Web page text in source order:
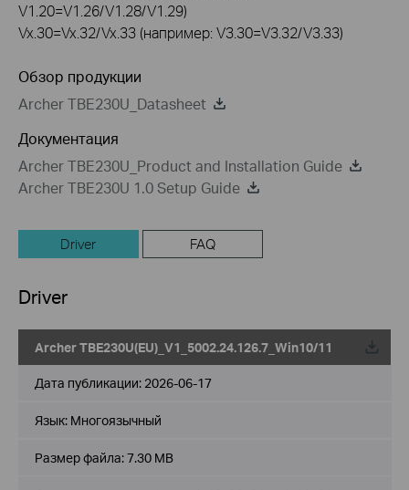
V1.20=V1.26/V1.28/V1.29)
Vx.30=Vx.32/Vx.33 (например: V3.30=V3.32/V3.33)
Обзор продукции
Archer TBE230U_Datasheet
Документация
Archer TBE230U_Product and Installation Guide
Archer TBE230U 1.0 Setup Guide
Driver FAQ
Driver
Archer TBE230U(EU)_V1_5002.24.126.7_Win10/11
Дата публикации: 2026-06-17
Язык: Многоязычный
Размер файла:7.30 MB